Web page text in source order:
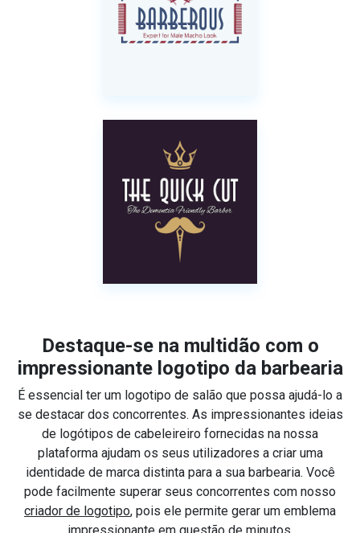
Destaque-se na multidão com o
impressionante logotipo da barbearia
É essencial ter um logotipo de salão que possa ajudá-lo a
se destacar dos concorrentes. As impressionantes ideias
de logótipos de cabeleireiro fornecidas na nossa
plataforma ajudam os seus utilizadores a criar uma
identidade de marca distinta para a sua barbearia. Você
pode facilmente superar seus concorrentes com nosso
criador de logotipo, pois ele permite gerar um emblema